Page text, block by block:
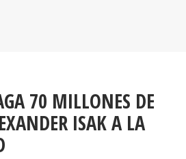
70 MILLONES DE
ISAK A LA